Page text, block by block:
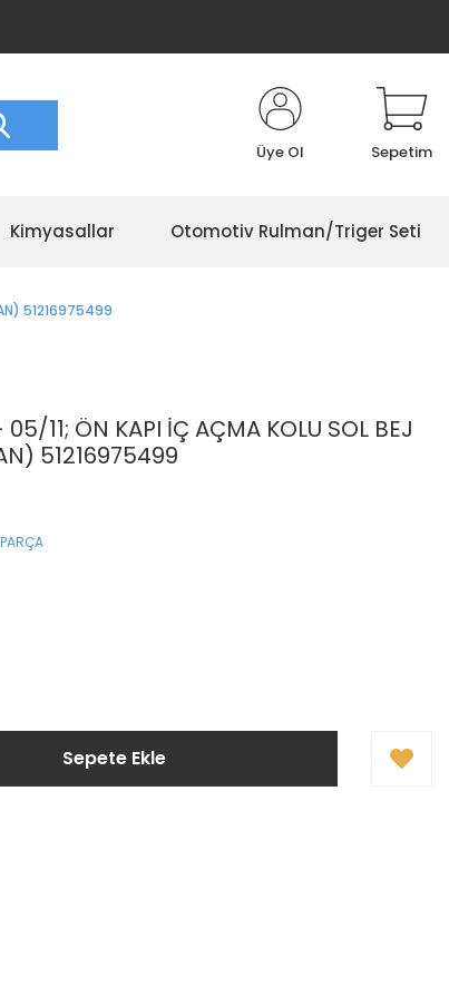
Üye Ol Sepetim
Kimyasallar Otomotiv Rulman/Triger Seti
51216975499
11; ÖN KAPI İÇ AÇMA KOLU SOL BEJ
51216975499
Sepete Ekle